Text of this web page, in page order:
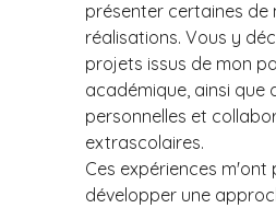
présenter certaines de
réalisations. Vous y
projets issus de mon
académique, ainsi que
personnelles et
extrascolaires.
Ces expériences m'ont
développer une